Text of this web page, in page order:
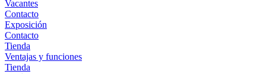
Vacantes
Contacto
Exposición
Contacto
Tienda
Ventajas y funciones
Tienda